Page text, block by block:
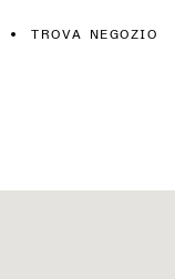
TROVA NEGOZIO